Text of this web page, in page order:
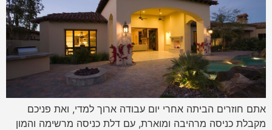
אתם חוזרים הביתה אחרי יום עבודה ארוך למדי, ואת פניכם
מקבלת כניסה מרהיבה ומוארת, עם דלת כניסה מרשימה והמון